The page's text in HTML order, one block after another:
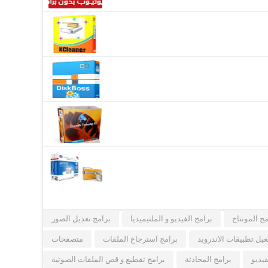
برامج تعديل الصور برامج الفيديو و الملتيميديا المونتاج
متصفحات برامج استرجاع الملفات تطبيقات الاندرويد
برامج تقطيع و قص الملفات الصوتية برامج المحادثة